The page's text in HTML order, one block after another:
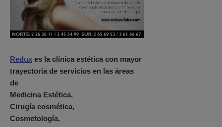
Redux es la clínica estética con mayor
trayectoria de servicios en las áreas
de
Medicina Estética,
Cirugía cosmética,
Cosmetología,